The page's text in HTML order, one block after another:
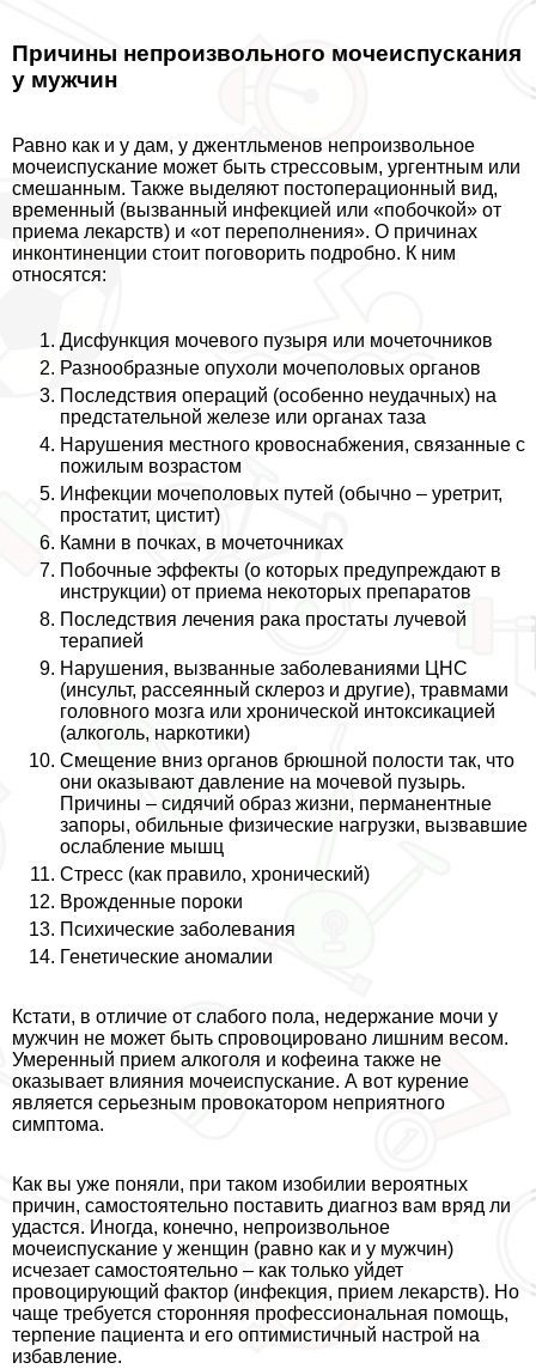
Причины непроизвольного мочеиспускания
у мужчин
Равно как и у дам, у джентльменов непроизвольное
мочеиспускание может быть стрессовым, ургентным или
смешанным. Также выделяют постоперационный вид,
временный (вызванный инфекцией или «побочкой» от
приема лекарств) и «от переполнения». О причинах
инконтиненции стоит поговорить подробно. К ним
относятся:
Дисфункция мочевого пузыря или мочеточников
Разнообразные опухоли мочепoлoвых органов
Последствия операций (особенно неудачных) на
предстательной железе или органах таза
Нарушения местного кровоснабжения, связанные с
пожилым возрастом
Инфекции мочепoлoвых путей (обычно – уретрит,
пpocтатит, цистит)
Камни в почках, в мочеточниках
Побочные эффекты (о которых предупреждают в
инструкции) от приема некоторых препаратов
Последствия лечения paка простаты лучевой
терапией
Нарушения, вызванные заболеваниями ЦНС
(инсульт, рассеянный склероз и другие), травмами
головного мозга или хронической интоксикацией
(алкоголь, наркотики)
Смещение вниз органов брюшной полости так, что
они оказывают давление на мочевой пузырь.
Причины – сидячий образ жизни, перманентные
запоры, обильные физические нагрузки, вызвавшие
ослабление мышц
Стресс (как правило, хронический)
Врожденные пороки
Психические заболевания
Генетические аномалии
Кстати, в отличие от слабого пола, недержание мочи у
мужчин не может быть спровоцировано лишним весом.
Умеренный прием алкоголя и кофеина также не
оказывает влияния мочеиспускание. А вот курение
является серьезным провокатором неприятного
симптома.
Как вы уже поняли, при таком изобилии вероятных
причин, самостоятельно поставить диагноз вам вряд ли
удастся. Иногда, конечно, непроизвольное
мочеиспускание у женщин (равно как и у мужчин)
исчезает самостоятельно – как только уйдет
провоцирующий фактор (инфекция, прием лекарств). Но
чаще требуется сторонняя профессиональная помощь,
терпение пациента и его оптимистичный настрой на
избавление.